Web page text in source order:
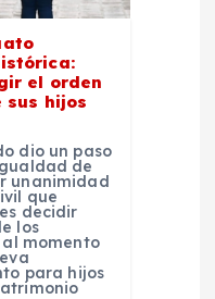
el orden
sus hijos
dio un paso
de
unanimidad
que
decidir
los
al momento
para hijos